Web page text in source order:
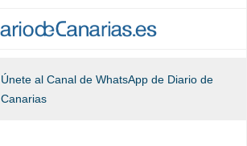
Únete al Canal de WhatsApp de Diario de
Canarias